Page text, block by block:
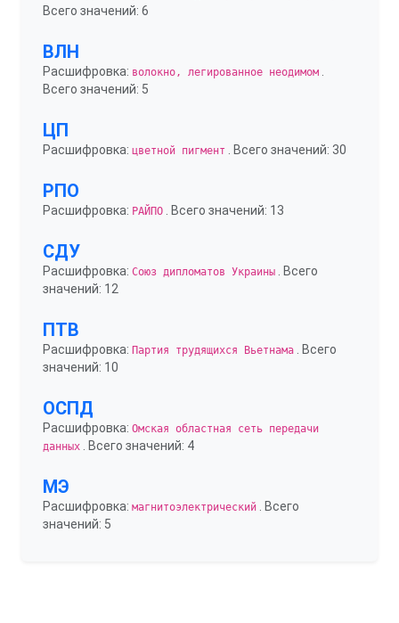
Всего значений: 6
ВЛН
Расшифровка: волокно, легированное неодимом
Всего значений: 5
ЦП
Расшифровка: цветной пигмент . Всего значений: 30
РПО
Расшифровка: РАЙПО . Всего значений: 13
СДУ
Расшифровка: Союз дипломатов Украины . Всего
значений: 12
ПТВ
Расшифровка: Партия трудящихся Вьетнама . Всего
значений: 10
ОСПД
Расшифровка: Омская областная сеть передачи
данных . Всего значений: 4
МЭ
Расшифровка: магнитоэлектрический . Всего
значений: 5